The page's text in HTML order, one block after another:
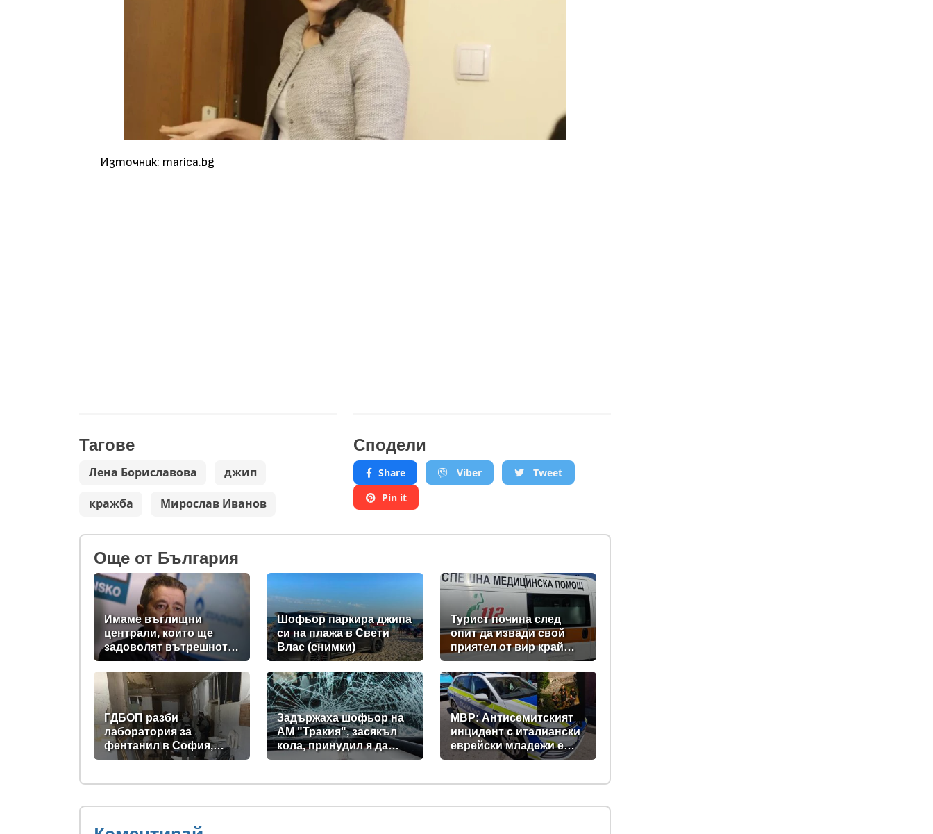
Източник: marica.bg
Тагове
Лена Бориславова джип
кражба Мирослав Иванов
Сподели
Share Viber
Tweet
Pin it
Oще от България
Имаме въглищни
централи, които ще
задоволят вътрешното
потребление на ток
Шофьор паркира джипа
си на плажа в Свети
Влас (снимки)
Турист почина след
опит да извади свой
приятел от вир край
Къпиновския манастир
ГДБОП разби
лаборатория за
фентанил в София,
произвеждала до 10 кг
(снимки)
Задържаха шофьор на
АМ "Тракия", засякъл
кола, принудил я да
спре и потрошил
МВР: Антисемитският
инцидент с италиански
еврейски младежи е
станал в Банско, а не в